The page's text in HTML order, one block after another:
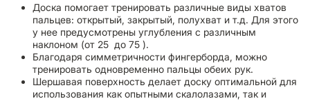
Доска помогает тренировать различные виды хватов
пальцев: открытый, закрытый, полухват и т.д. Для этого
у нее предусмотрены углубления с различным
наклоном (от 25 до 75 ).
Благодаря симметричности фингерборда, можно
тренировать одновременно пальцы обеих рук.
Шершавая поверхность делает доску оптимальной для
использования как опытными скалолазами, так и